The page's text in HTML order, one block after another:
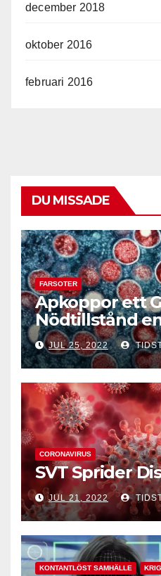
december 2018
oktober 2016
februari 2016
DU MISSADE
FARSOTER
Apkoppor ett
Nödtillstånd
JUL 25, 2022
CORONAVIRUS
SVT Sprider
JUL 21, 2022
KONTANTLÖST SAMHÄLLE